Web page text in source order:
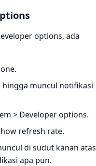
options, ada
muncul notifikasi
> Developer options.
refresh rate.
di sudut kanan atas
apa pun.